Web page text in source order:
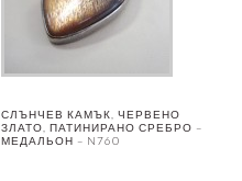
СЛЪНЧЕВ КАМЪК, ЧЕРВЕНО
ЗЛАТО, ПАТИНИРАНО СРЕБРО –
МЕДАЛЬОН – N760